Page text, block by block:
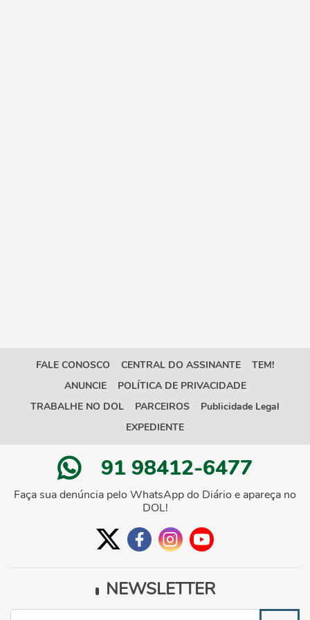
FALE CONOSCO CENTRAL DO ASSINANTE
TEM!
ANUNCIE
POLÍTICA DE PRIVACIDADE
TRABALHE NO DOL
PARCEIROS
Publicidade Legal
EXPEDIENTE
91 98412-6477
Faça sua denúncia pelo WhatsApp do Diário e apareça no
DOL!
NEWSLETTER